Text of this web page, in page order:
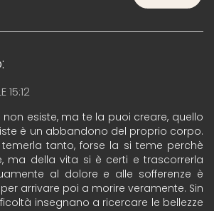
15:12
esiste, ma te la puoi creare, quello
è un abbandono del proprio corpo.
tanto, forse la si teme perchè
ma della vita si è certi e trascorrerla
al dolore e alle sofferenze è
arrivare poi a morire veramente. Sin
insegnano a ricercare le bellezze